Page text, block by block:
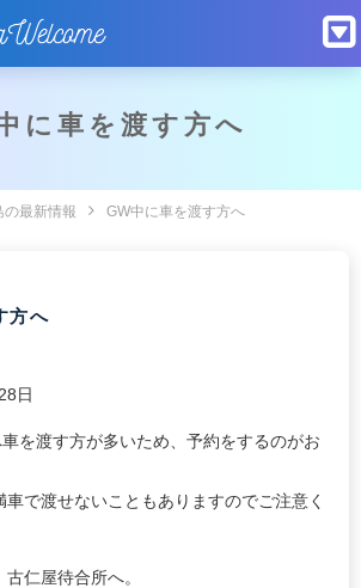
に車を渡す方へ
の最新情報 GW中に車を渡す方へ
方へ
日
を渡す方が多いため、予約をするのがお
で渡せないこともありますのでご注意く
仁屋待合所へ。